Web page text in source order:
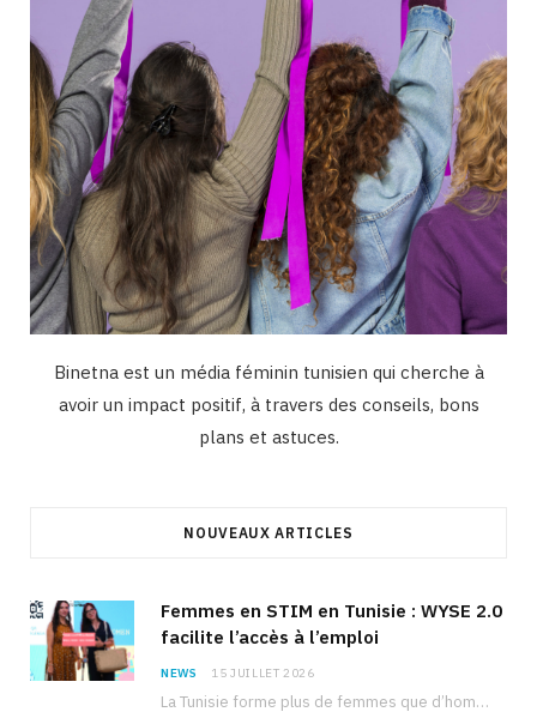
Binetna est un média féminin tunisien qui cherche à
avoir un impact positif, à travers des conseils, bons
plans et astuces.
NOUVEAUX ARTICLES
Femmes en STIM en Tunisie : WYSE 2.0
facilite l’accès à l’emploi
NEWS 15 JUILLET 2026
La Tunisie forme plus de femmes que d’hommes dans les filières scientifiques. Pourtant, pour beaucoup…